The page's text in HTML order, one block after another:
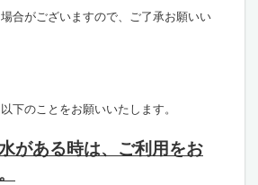
合がございますので、ご了承お願いい
下のことをお願いいたします。
がある時は、ご利用をお